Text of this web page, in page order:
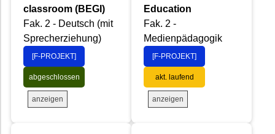
classroom (BEGI)
Fak. 2 - Deutsch (mit
Sprecherziehung)
[F-PROJEKT]
abgeschlossen
anzeigen
Education
Fak. 2 -
Medienpädagogik
[F-PROJEKT]
akt. laufend
anzeigen